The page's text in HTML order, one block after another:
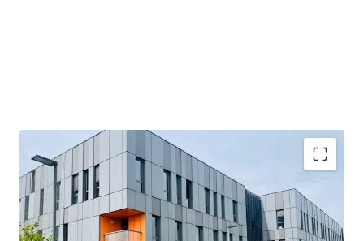
Emplacement privilégié dans le Lyon Tech Park, favorisant
l'innovation et la proximité de 200+ entreprises